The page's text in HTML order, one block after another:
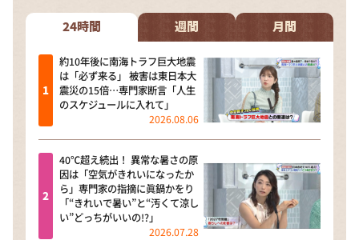
24時間 週間 月間
約10年後に南海トラフ巨大地震
は「必ず来る」 被害は東日本大
震災の15倍…専門家断言「人生
のスケジュールに入れて」
2026.08.06
40℃超え続出！ 異常な暑さの原
因は「空気がきれいになったか
ら」専門家の指摘に眞鍋かをり
「“きれいで暑い”と“汚くて涼し
い”どっちがいいの!?」
2026.07.28